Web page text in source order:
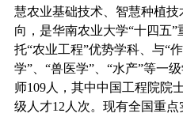
慧农业基础技术、智慧种植
向，是华南农业大学“十四五
托“农业工程”优势学科、与“
学”、“兽医学”、“水产”等一
师109人，其中中国工程院院
级人才12 人次。现有全国重点